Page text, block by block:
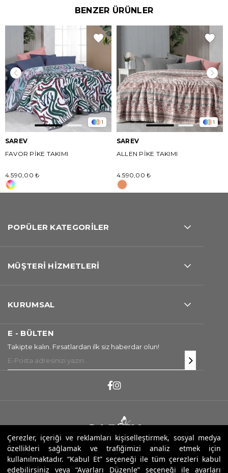
Çerezler, içeriği ve reklamları kişiselleştirmek, sosyal medya
özellikleri sağlamak ve trafiğimizi analiz etmek için
kullanılmaktadır. “Kabul Et” seçeneği ile tüm çerezleri kabul
edebilirsiniz veya “Ayarları Düzenle” seçeneği ile ayarları
BENZER ÜRÜNLER
1
SAREV
FAVOR PİKE TAKIMI
4.590,00 ₺
1
SAREV
ALLEN PİKE TAKIMI
4.590,00 ₺
POPÜLER KATEGORİLER
MÜŞTERİ HİZMETLERİ
KURUMSAL
E - BÜLTEN
Takipte kalın. Fırsatlardan ilk siz haberdar olun!
Copyright ® 2026 Sarev. Tüm Hakları Saklıdır.